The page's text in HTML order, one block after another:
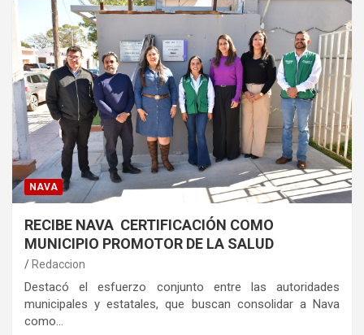
NAVA
RECIBE NAVA CERTIFICACIÓN COMO
MUNICIPIO PROMOTOR DE LA SALUD
Redaccion
Destacó el esfuerzo conjunto entre las autoridades
municipales y estatales, que buscan consolidar a Nava
como…